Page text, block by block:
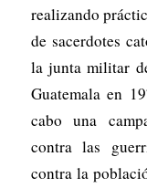
realizando
de sacerdotes
la junta militar
Guatemala en
cabo una
contra las
contra la